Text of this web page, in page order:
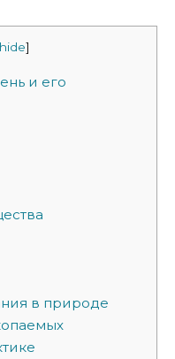
hide]
и его
в природе